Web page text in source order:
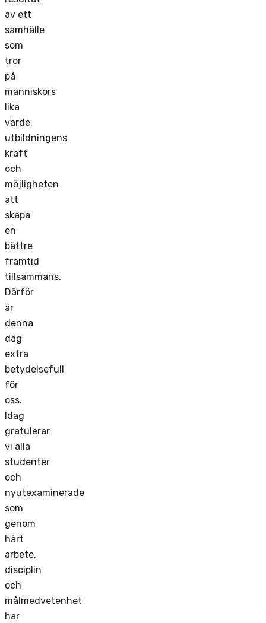
av ett
samhälle
som
tror
på
människors
lika
värde,
utbildningens
kraft
och
möjligheten
att
skapa
en
bättre
framtid
tillsammans.
Därför
är
denna
dag
extra
betydelsefull
för
oss.
Idag
gratulerar
vi alla
studenter
och
nyutexaminerade
som
genom
hårt
arbete,
disciplin
och
målmedvetenhet
har